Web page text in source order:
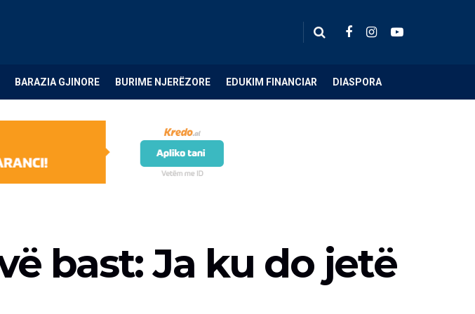
BARAZIA GJINORE BURIME NJERËZORE EDUKIM FINANCIAR DIASPORA
bast: Ja ku do jetë